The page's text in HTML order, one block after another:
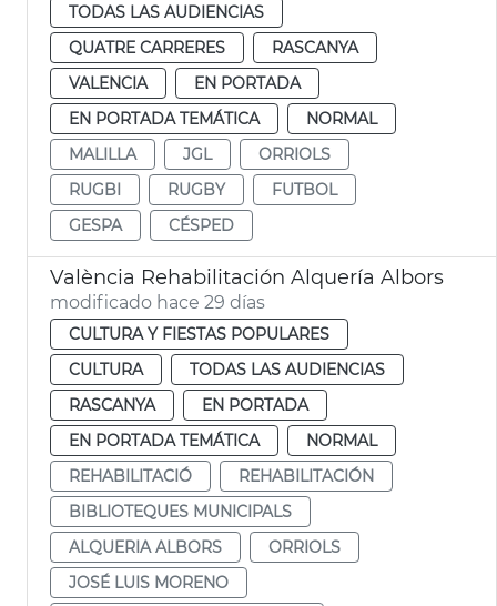
TODAS LAS AUDIENCIAS
QUATRE CARRERES
RASCANYA
VALENCIA
EN PORTADA
EN PORTADA TEMÁTICA
NORMAL
MALILLA
JGL
ORRIOLS
RUGBI
RUGBY
FUTBOL
GESPA
CÉSPED
València Rehabilitación Alquería Albors
modificado hace 29 días
CULTURA Y FIESTAS POPULARES
CULTURA
TODAS LAS AUDIENCIAS
RASCANYA
EN PORTADA
EN PORTADA TEMÁTICA
NORMAL
REHABILITACIÓ
REHABILITACIÓN
BIBLIOTEQUES MUNICIPALS
ALQUERIA ALBORS
ORRIOLS
JOSÉ LUIS MORENO